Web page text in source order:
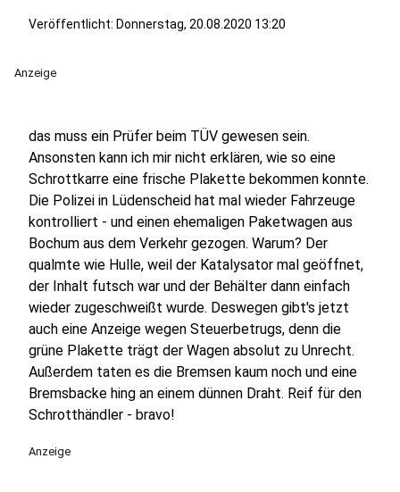
Veröffentlicht: Donnerstag, 20.08.2020 13:20
Anzeige
das muss ein Prüfer beim TÜV gewesen sein.
Ansonsten kann ich mir nicht erklären, wie so eine
Schrottkarre eine frische Plakette bekommen konnte.
Die Polizei in Lüdenscheid hat mal wieder Fahrzeuge
kontrolliert - und einen ehemaligen Paketwagen aus
Bochum aus dem Verkehr gezogen. Warum? Der
qualmte wie Hulle, weil der Katalysator mal geöffnet,
der Inhalt futsch war und der Behälter dann einfach
wieder zugeschweißt wurde. Deswegen gibt's jetzt
auch eine Anzeige wegen Steuerbetrugs, denn die
grüne Plakette trägt der Wagen absolut zu Unrecht.
Außerdem taten es die Bremsen kaum noch und eine
Bremsbacke hing an einem dünnen Draht. Reif für den
Schrotthändler - bravo!
Anzeige